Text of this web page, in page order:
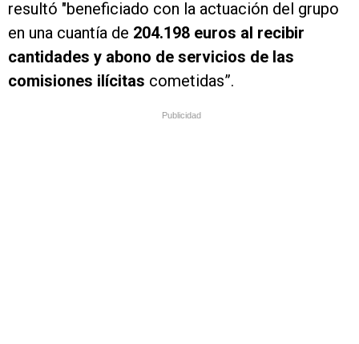
resultó "beneficiado con la actuación del grupo
en una cuantía de 204.198 euros al recibir
cantidades y abono de servicios de las
comisiones ilícitas cometidas”.
Publicidad